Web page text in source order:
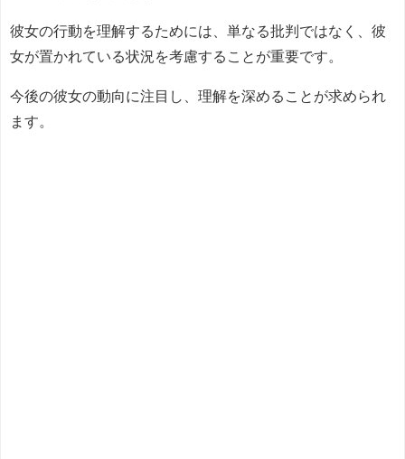
彼女の行動を理解するためには、単なる批判ではなく、彼
女が置かれている状況を考慮することが重要です。
今後の彼女の動向に注目し、理解を深めることが求められ
ます。